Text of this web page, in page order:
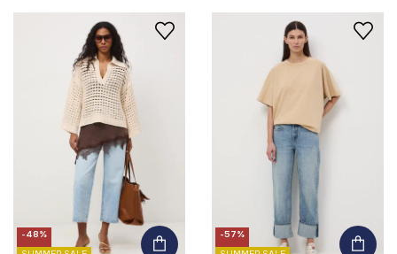
-48%
-57%